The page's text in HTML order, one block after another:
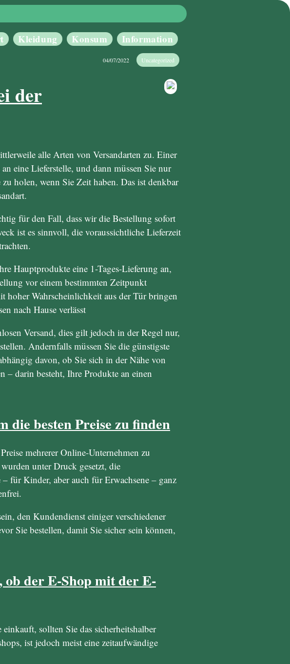
Kleidung Konsum Information
04/07/2022 Uncategorized
der
alle Arten von Versandarten zu. Einer
eine Lieferstelle, und dann müssen Sie nur
holen, wenn Sie Zeit haben. Das ist denkbar
für den Fall, dass wir die Bestellung sofort
ist es sinnvoll, die voraussichtliche Lieferzeit
Hauptprodukte eine 1-Tages-Lieferung an,
vor einem bestimmten Zeitpunkt
hoher Wahrscheinlichkeit aus der Tür bringen
nach Hause verlässt
Versand, dies gilt jedoch in der Regel nur,
Andernfalls müssen Sie die günstigste
davon, ob Sie sich in der Nähe von
darin besteht, Ihre Produkte an einen
die besten Preise zu finden
mehrerer Online-Unternehmen zu
unter Druck gesetzt, die
für Kinder, aber auch für Erwachsene – ganz
den Kundendienst einiger verschiedener
Sie bestellen, damit Sie sicher sein können,
ob der E-Shop mit der E-
sollten Sie das sicherheitshalber
ist jedoch meist eine zeitaufwändige